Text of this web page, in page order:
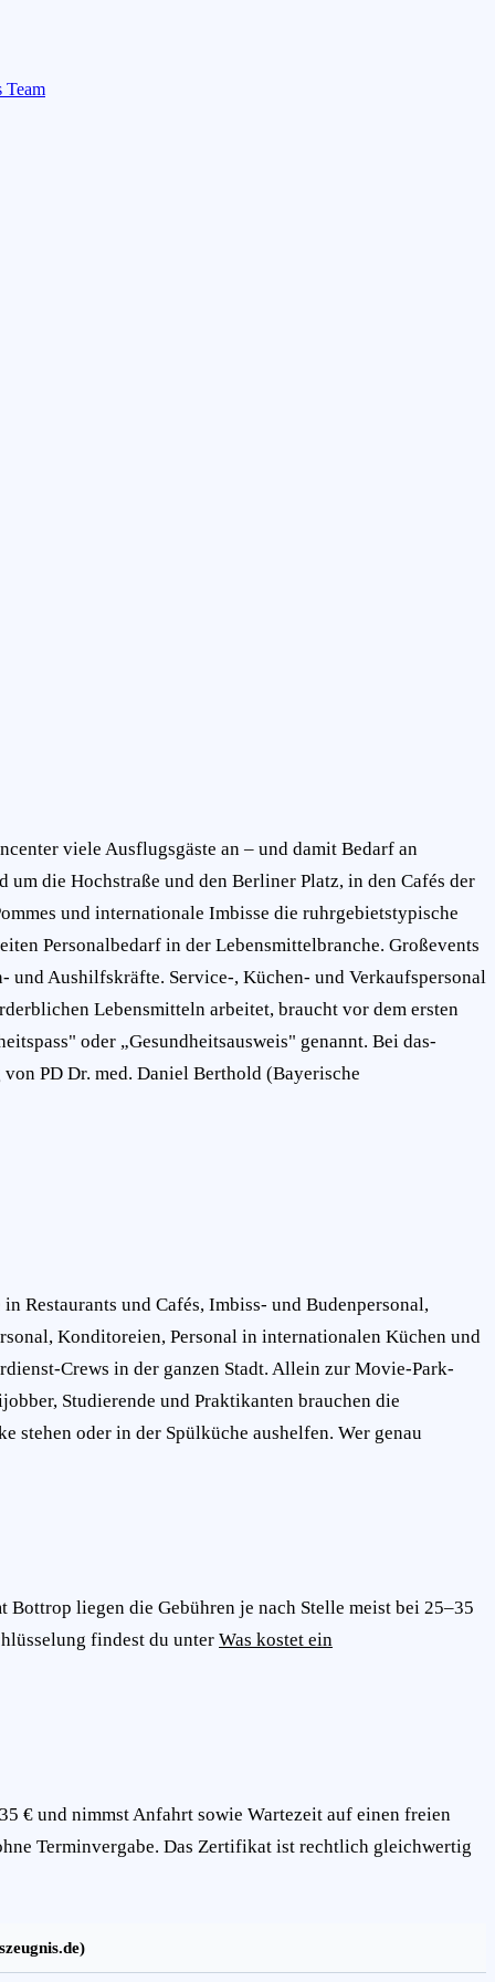
Team
viele Ausflugsgäste an – und damit Bedarf an
um die Hochstraße und den Berliner Platz, in den Cafés der
und internationale Imbisse die ruhrgebietstypische
Personalbedarf in der Lebensmittelbranche. Großevents
und Aushilfskräfte. Service-, Küchen- und Verkaufspersonal
Lebensmitteln arbeitet, braucht vor dem ersten
oder „Gesundheitsausweis" genannt. Bei das-
PD Dr. med. Daniel Berthold (Bayerische
Restaurants und Cafés, Imbiss- und Budenpersonal,
Konditoreien, Personal in internationalen Küchen und
Crews in der ganzen Stadt. Allein zur Movie-Park-
Studierende und Praktikanten brauchen die
stehen oder in der Spülküche aushelfen. Wer genau
liegen die Gebühren je nach Stelle meist bei 25–35
findest du unter Was kostet ein
€ und nimmst Anfahrt sowie Wartezeit auf einen freien
Terminvergabe. Das Zertifikat ist rechtlich gleichwertig